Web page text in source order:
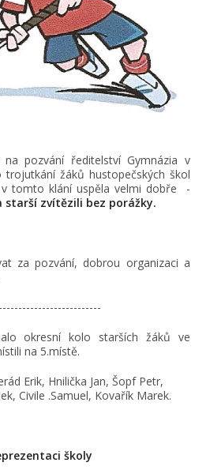
pozvání ředitelství Gymnázia v
trojutkání žáků hustopečských škol
tomto klání uspěla velmi dobře
-
starší zvítězili bez porážky.
za pozvání, dobrou organizaci a
okresní kolo starších žáků ve
na 5.místě.
Erik, Hnilička Jan, Šopf Petr,
Civile .Samuel, Kovařík Marek.
školy